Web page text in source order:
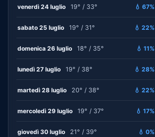
venerdì 24 luglio 19° / 33° 💧 67%
sabato 25 luglio 19° / 31° 💧 22%
domenica 26 luglio 18° / 35° 💧 11%
lunedì 27 luglio 19° / 38° 💧 28%
martedì 28 luglio 20° / 38° 💧 22%
mercoledì 29 luglio 19° / 37° 💧 17%
giovedì 30 luglio 21° / 39° 💧 0%